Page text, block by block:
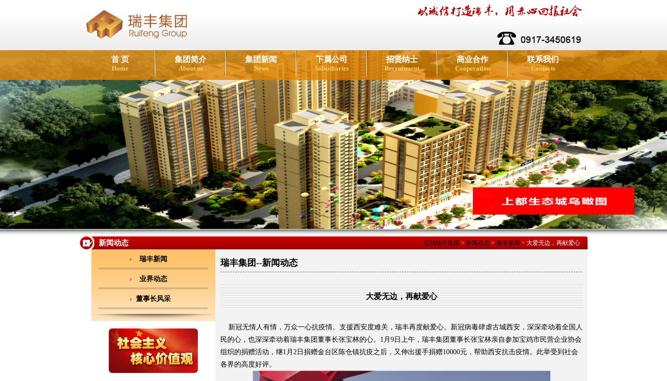
首 页
Home
集团简介
About us
集团新闻
News
下属公司
Subsidiaries
招贤纳士
Recruitment
商业合作
Cooperation
联系我们
Contacts
宝鸡瑞丰集团 > 新闻动态 > 瑞丰新闻 > 大爱无边，再献爱心
新闻动态
瑞丰新闻
业界动态
董事长风采
瑞丰集团--新闻动态
大爱无边，再献爱心
新冠无情人有情，万众一心抗疫情。支援西安度难关，瑞丰再度献爱心。新冠病毒肆虐古城西安，深深牵动着全国人
民的心，也深深牵动着瑞丰集团董事长张宝林的心。1月9日上午，瑞丰集团董事长张宝林亲自参加宝鸡市民营企业协会
组织的捐赠活动，继1月2日捐赠金台区陈仓镇抗疫之后，又伸出援手捐赠10000元，帮助西安抗击疫情。此举受到社会
各界的高度好评。